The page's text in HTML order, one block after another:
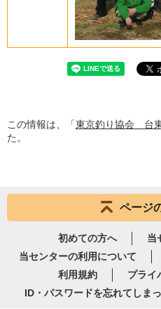
この情報は、「東京釣り協会 台
た。
ページ
初めての方へ
当
当センターの利用について
利用規約
プライ
ID・パスワードを忘れてしま